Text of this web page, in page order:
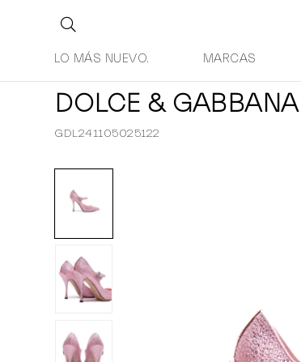
LO MÁS NUEVO. MARCAS
DOLCE &
GDL241105025122